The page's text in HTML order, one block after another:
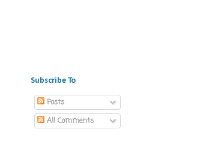
Subscribe To
Posts
All Comments